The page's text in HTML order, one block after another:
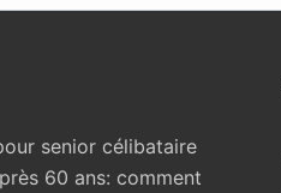
senior célibataire
60 ans: comment